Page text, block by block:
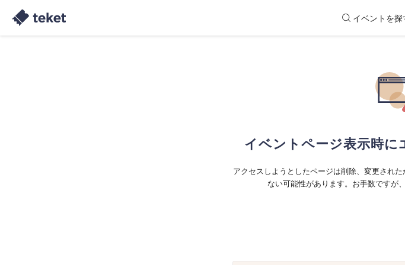
イベントを探
イベントページ表示時に
アクセスしようとしたページは削除、変更され
ない可能性があります。お手数ですが